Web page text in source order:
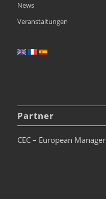
News
Veranstaltungen
Partner
CEC – European